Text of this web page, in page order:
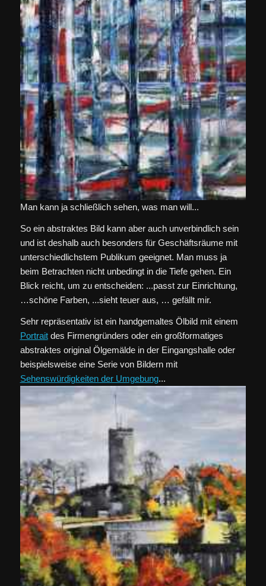
Man kann ja schließlich sehen, was man will...
So ein abstraktes Bild kann aber auch unverbindlich sein
und ist deshalb auch besonders für Geschäftsräume mit
unterschiedlichstem Publikum geeignet. Man muss ja
beim Betrachten nicht unbedingt in die Tiefe gehen. Ein
Blick reicht, um zu entscheiden: ...passt zur Einrichtung,
…schöne Farben, ...sieht teuer aus, … gefällt mir.
Sehr repräsentativ ist ein handgemaltes Ölbild mit einem
Portraitdes Firmengründers oder ein großformatiges
abstraktes original Ölgemälde in der Eingangshalle oder
beispielsweise eine Serie von Bildern mit
Sehenswürdigkeiten der Umgebung...